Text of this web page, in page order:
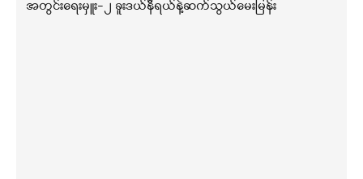
အတွင်းရေးမှူး-၂ ခူးဒယ်နီရယ်နဲ့ဆက်သွယ်မေးမြန်း